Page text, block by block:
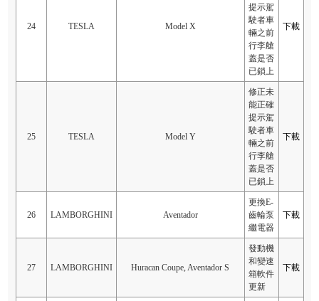
24 TESLA Model X
提示駕
駛者車
輛之前
行李艙
蓋是否
已鎖上
下載
25 TESLA Model Y
修正未
能正確
提示駕
駛者車
輛之前
行李艙
蓋是否
已鎖上
下載
26 LAMBORGHINI Aventador
更換E-
齒輪泵
繼電器
下載
27 LAMBORGHINI Huracan Coupe, Aventador S
發動機
和變速
箱軟件
更新
下載